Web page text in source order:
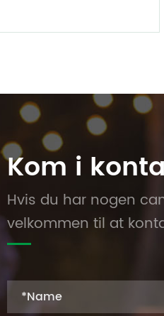
Kom i
Hvis du har nogen
velkommen til at